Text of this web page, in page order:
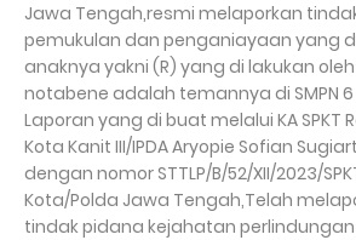
Jawa Tengah,resmi melaporkan
pemukulan dan penganiayaan yang
anaknya yakni (R) yang di lakukan
notabene adalah temannya di SMPN
Laporan yang di buat melalui KA SPKT
Kota Kanit III/IPDA Aryopie Sofian
dengan nomor STTLP/B/52/XII/2023/
Kota/Polda Jawa Tengah,Telah
tindak pidana kejahatan perlindungan